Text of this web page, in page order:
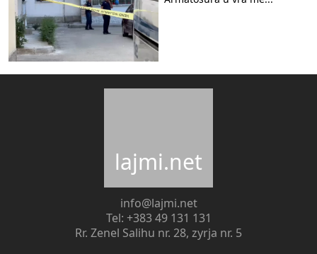
lajmi.net
info@lajmi.net
Tel: +383 49 131 131
Rr. Zenel Salihu nr. 28, zyrja nr. 5